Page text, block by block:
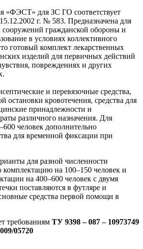
«ФЭСТ» для ЗС ГО соответствует
г. № 583. Предназначена для
гражданской обороны и
в условиях коллективного
готовый комплект лекарственных
изделий для первичных действий
повреждениях и других
и перевязочные средства,
остановки кровотечения, средства для
принадлежности и
различного назначения. Для
человек дополнительно
для временной фиксации при
для разной численности
на 100–150 человек и
на 400–600 человек с двумя
поставляются в футляре и
средства первой помощи в
требованиям ТУ 9398 – 087 – 10973749
05720